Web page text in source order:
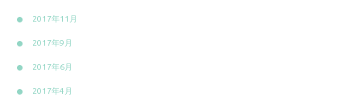
2017年11月
2017年9月
2017年6月
2017年4月